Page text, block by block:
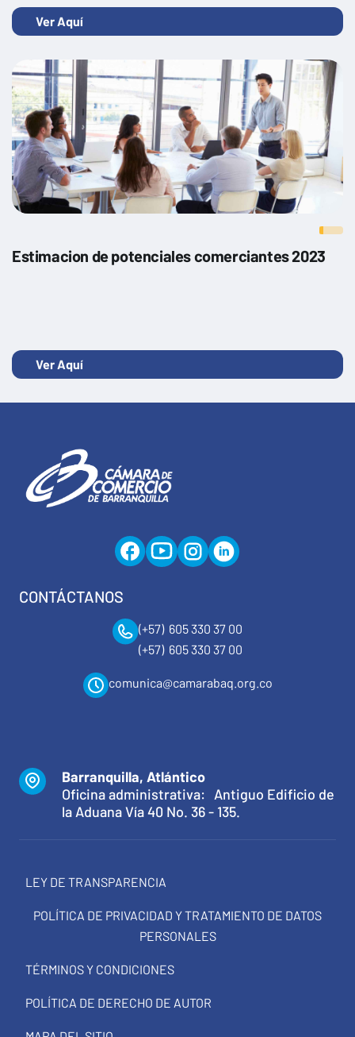
Ver Aquí
Estimacion de potenciales comerciantes 2023
Ver Aquí
CONTÁCTANOS
(+57) 605 330 37 00
(+57) 605 330 37 00
comunica@camarabaq.org.co
Barranquilla, Atlántico
Oficina administrativa: Antiguo Edificio de
la Aduana Vía 40 No. 36 - 135.
LEY DE TRANSPARENCIA
POLÍTICA DE PRIVACIDAD Y TRATAMIENTO DE DATOS
PERSONALES
TÉRMINOS Y CONDICIONES
POLÍTICA DE DERECHO DE AUTOR